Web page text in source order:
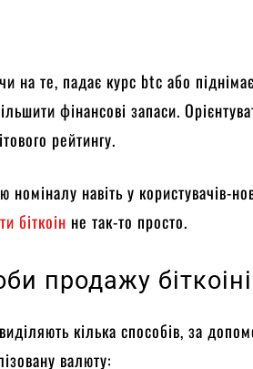
на те, падає курс btc або
фінансові запаси.
рейтингу.
номіналу навіть у користувачів-
біткоін не так-то просто.
продажу
кілька способів, за
валюту: